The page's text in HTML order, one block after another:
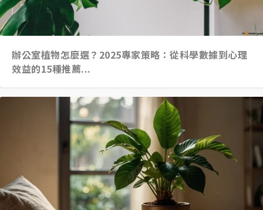
辦公室植物怎麼選？2025專家策略：從科學數據到心理
效益的15種推薦...